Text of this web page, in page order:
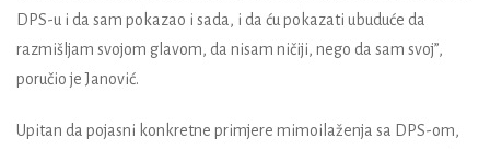
DPS-u i da sam pokazao i sada, i da ću pokazati ubuduće da
razmišljam svojom glavom, da nisam ničiji, nego da sam svoj”,
poručio je Janović.
Upitan da pojasni konkretne primjere mimoilaženja sa DPS-om,